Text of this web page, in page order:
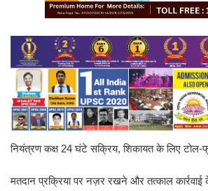
नियंत्रण कक्ष 24 घंटे सक्रिय, शिकायत के लिए टोल-
मतदान प्रक्रिया पर नज़र रखने और तत्काल